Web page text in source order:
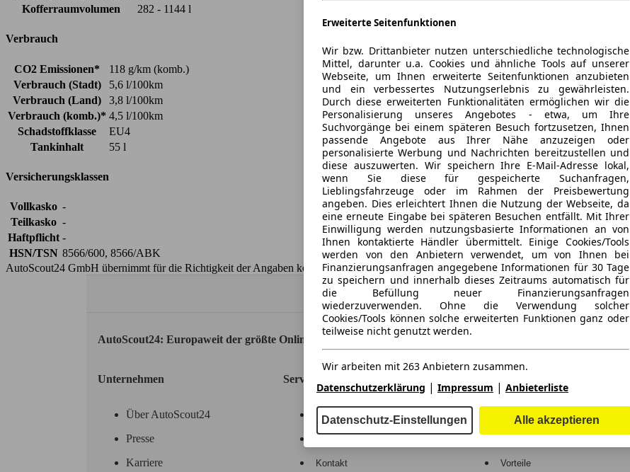
Kofferraumvolumen
282 - 1144 l
Verbrauch
CO2 Emissionen*
118 g/km (komb.)
Verbrauch (Stadt)
5,6 l/100km
Verbrauch (Land)
3,8 l/100km
Verbrauch (komb.)* 4,5 l/100km
Schadstoffklasse
EU4
Tankinhalt
55 l
Versicherungsklassen
Vollkasko -
Teilkasko -
Haftpflicht -
HSN/TSN 8566/600, 8566/ABK
AutoScout24 GmbH übernimmt für die Richtigkeit der Angaben keine Gewähr.
AutoScout24: Europaweit der größte Online-Automarkt.
Unternehmen
Über AutoScout24
Presse
Karriere
Service
Hilfe
Kontakt
Anmelden
Vorteile
Erweiterte Seitenfunktionen
Wir bzw. Drittanbieter nutzen unterschiedliche technologische
Mittel, darunter u.a. Cookies und ähnliche Tools auf unserer
Webseite, um Ihnen erweiterte Seitenfunktionen anzubieten
und ein verbessertes Nutzungserlebnis zu gewährleisten.
Durch diese erweiterten Funktionalitäten ermöglichen wir die
Personalisierung unseres Angebotes - etwa, um Ihre
Suchvorgänge bei einem späteren Besuch fortzusetzen, Ihnen
passende Angebote aus Ihrer Nähe anzuzeigen oder
personalisierte Werbung und Nachrichten bereitzustellen und
diese auszuwerten. Wir speichern Ihre E-Mail-Adresse lokal,
wenn Sie diese für gespeicherte Suchanfragen,
Lieblingsfahrzeuge oder im Rahmen der Preisbewertung
angeben. Dies erleichtert Ihnen die Nutzung der Webseite, da
eine erneute Eingabe bei späteren Besuchen entfällt. Mit Ihrer
Einwilligung werden nutzungsbasierte Informationen an von
Ihnen kontaktierte Händler übermittelt. Einige Cookies/Tools
werden von den Anbietern verwendet, um von Ihnen bei
Finanzierungsanfragen angegebene Informationen für 30 Tage
zu speichern und innerhalb dieses Zeitraums automatisch für
die Befüllung neuer Finanzierungsanfragen
wiederzuverwenden. Ohne die Verwendung solcher
Cookies/Tools können solche erweiterten Funktionen ganz oder
teilweise nicht genutzt werden.
Wir arbeiten mit 263 Anbietern zusammen.
Datenschutzerklärung | Impressum | Anbieterliste
Datenschutz-Einstellungen Alle akzeptieren